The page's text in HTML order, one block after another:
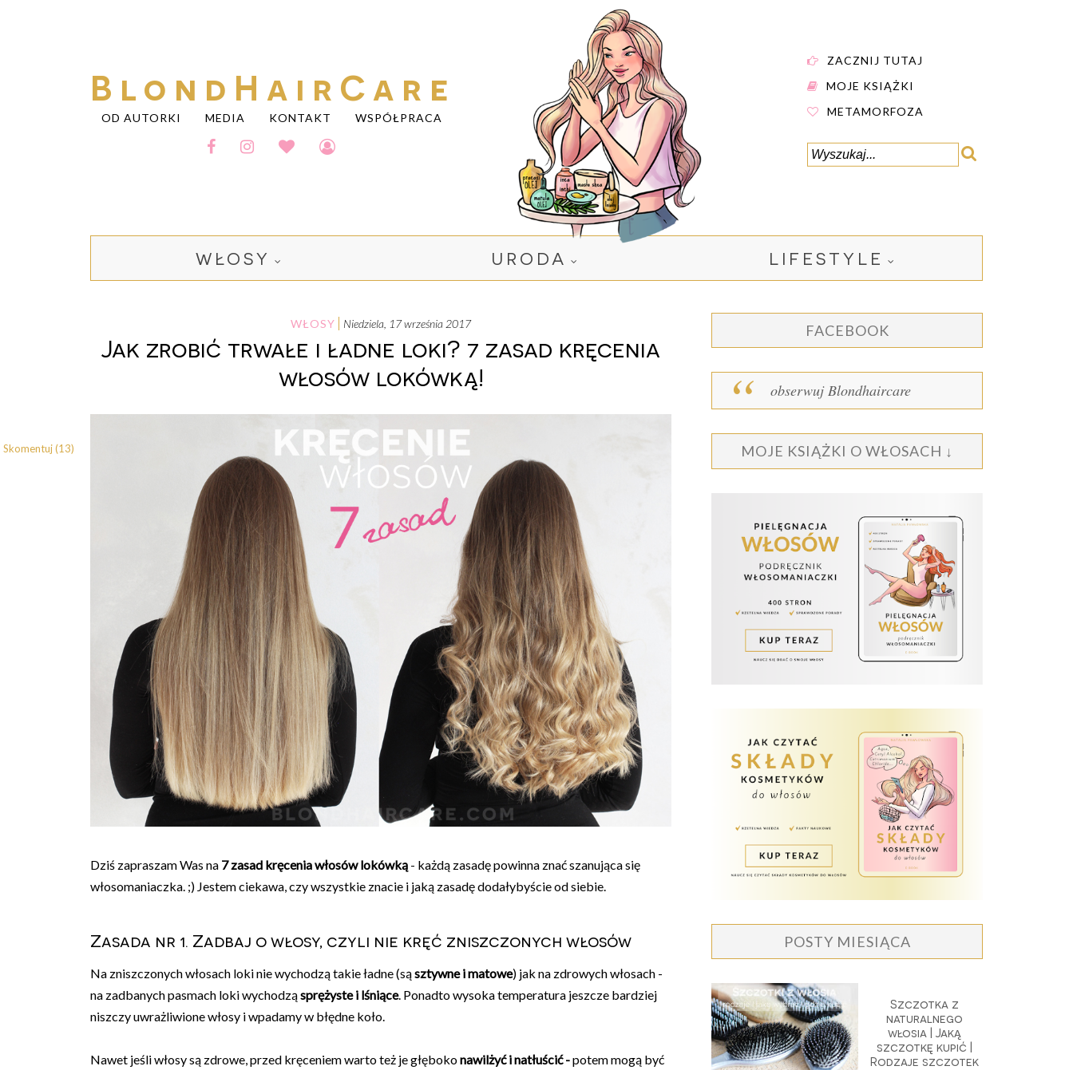
BlondHairCare
OD AUTORKI MEDIA KONTAKT WSPÓŁPRACA
ZACZNIJ TUTAJ
MOJE KSIĄŻKI
METAMORFOZA
WŁOSY URODA LIFESTYLE
WŁOSY niedziela, 17 września 2017
Jak zrobić trwałe i ładne loki? 7 zasad kręcenia
włosów lokówką!
Dziś zapraszam Was na 7 zasad kręcenia włosów lokówką - każdą zasadę powinna znać szanująca się
włosomaniaczka. ;) Jestem ciekawa, czy wszystkie znacie i jaką zasadę dodałybyście od siebie.
Zasada nr 1. Zadbaj o włosy, czyli nie kręć zniszczonych włosów
Na zniszczonych włosach loki nie wychodzą takie ładne (sąsztywne i matowe) jak na zdrowych włosach -
na zadbanych pasmach loki wychodząsprężyste i lśniące. Ponadto wysoka temperatura jeszcze bardziej
niszczy uwrażliwione włosy i wpadamy w błędne koło.
Nawet jeśli włosy są zdrowe, przed kręceniem warto też je głębokonawilżyć i natłuścić -potem mogą być
Skomentuj (13)
FACEBOOK
obserwuj Blondhaircare
MOJE KSIĄŻKI O WŁOSACH ↓
POSTY MIESIĄCA
Szczotka z
naturalnego
włosia | Jaką
szczotkę kupić |
Rodzaje szczotek